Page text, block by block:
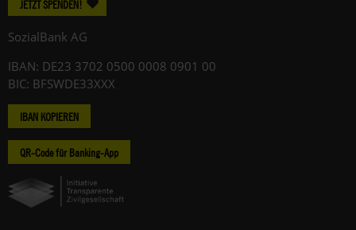
JETZT SPENDEN!
SozialBank AG
IBAN: DE23 3702 0500 0008 0901 00
BIC: BFSWDE33XXX
IBAN KOPIEREN
QR-Code für Banking-App